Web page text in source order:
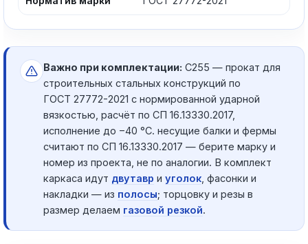
Важно при комплектации: С255 — прокат для
строительных стальных конструкций по
ГОСТ 27772-2021 с нормированной ударной
вязкостью, расчёт по СП 16.13330.2017,
исполнение до −40 °C. несущие балки и фермы
считают по СП 16.13330.2017 — берите марку и
номер из проекта, не по аналогии. В комплект
каркаса идут двутавр и уголок , фасонки и
накладки — из полосы; торцовку и резы в
размер делаем газовой резкой.